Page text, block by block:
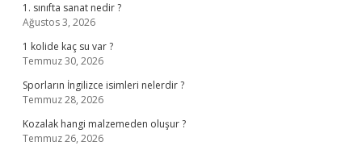
1. sınıfta sanat nedir ?
Ağustos 3, 2026
1 kolide kaç su var ?
Temmuz 30, 2026
Sporların İngilizce isimleri nelerdir ?
Temmuz 28, 2026
Kozalak hangi malzemeden oluşur ?
Temmuz 26, 2026